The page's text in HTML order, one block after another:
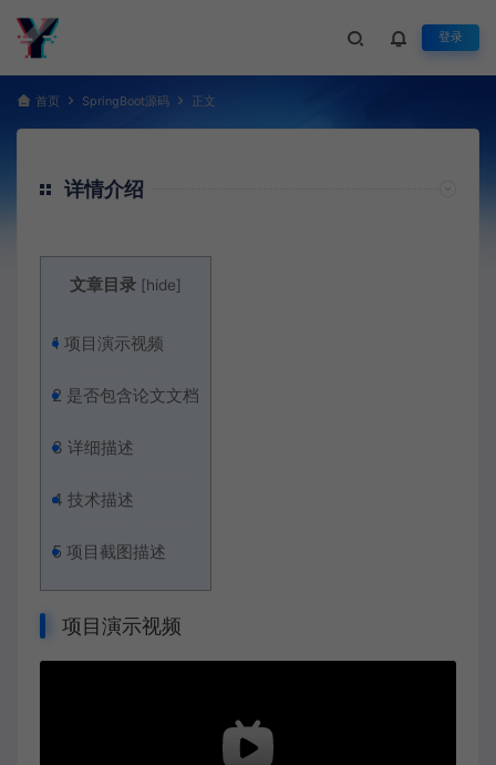
登录
首页 SpringBoot源码 正文
详情介绍
文章目录 [hide]
1 项目演示视频
2 是否包含论文文档
3 详细描述
4 技术描述
5 项目截图描述
项目演示视频